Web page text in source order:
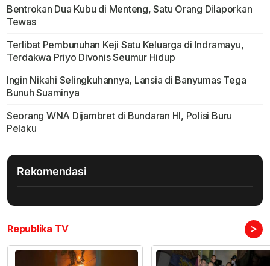
Bentrokan Dua Kubu di Menteng, Satu Orang Dilaporkan
Tewas
Terlibat Pembunuhan Keji Satu Keluarga di Indramayu,
Terdakwa Priyo Divonis Seumur Hidup
Ingin Nikahi Selingkuhannya, Lansia di Banyumas Tega
Bunuh Suaminya
Seorang WNA Dijambret di Bundaran HI, Polisi Buru
Pelaku
Rekomendasi
Republika TV >